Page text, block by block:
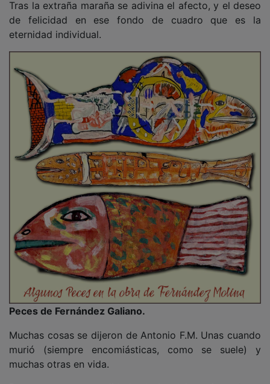
Peces de Fernández Galiano.
Muchas cosas se dijeron de Antonio F.M. Unas cuando
murió (siempre encomiásticas, como se suele) y
muchas otras en vida.
Porque su personalidad desbordaba simpatía y
conectaba perfectamente con cualquiera que se le
acercara. Otras fueron dictadas por la admiración a su
obra. Así, de él dijo José Hierro que “Antonio
Fernández Molina es un pintor realista. Lo que sucede
es que la realidad que refleja no es la que todos
conocemos”. Y Edmundo de Ory le espetó: “AFM es un
niño soñado. Él se pasa el tiempo ensimismándose en
sus quiméricos y monstruosos cuentos de hadas”
PUBLICIDAD